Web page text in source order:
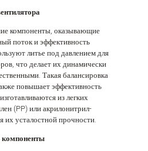
компоненты, оказывающие
поток и эффективность
литье под давлением для
что делает их динамически
Такая балансировка
повышает эффективность
из легких
(PP) или акрилонитрил-
их усталостной прочности.
компоненты